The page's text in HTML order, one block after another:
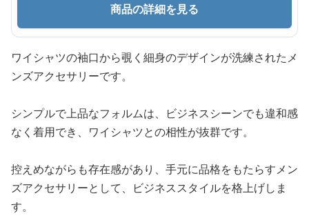
商品の詳細を見る
ワイシャツの袖口から覗く細身のデザインが洗練されたメ
ンズアクセサリーです。
シンプルで上品なフォルムは、ビジネスシーンでも違和感
なく着用でき、ワイシャツとの相性が抜群です。
控えめながらも存在感があり、手元に品格をもたらすメン
ズアクセサリーとして、ビジネススタイルを格上げしま
す。